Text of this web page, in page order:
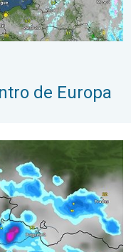
de Europa
cubiertas de hielo. . .